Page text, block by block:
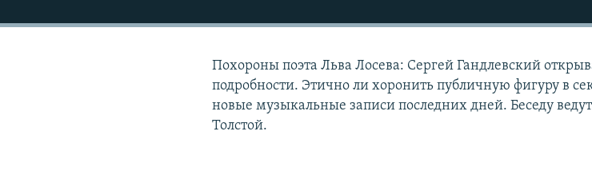
Похороны поэта Льва Лосева: Сергей Гандлевский
подробности. Этично ли хоронить публичную фигуру в
новые музыкальные записи последних дней. Беседу
Толстой.